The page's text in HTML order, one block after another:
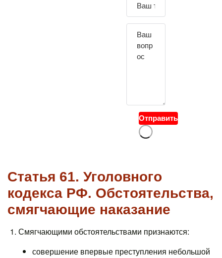
Отправить
Статья 61. Уголовного
кодекса РФ. Обстоятельства,
смягчающие наказание
1. Смягчающими обстоятельствами признаются:
совершение впервые преступления небольшой